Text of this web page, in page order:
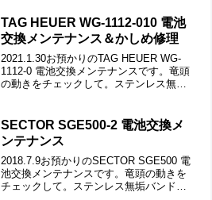
TAG HEUER WG-1112-010 電池
交換メンテナンス＆かしめ修理
2021.1.30お預かりのTAG HEUER WG-
1112-0 電池交換メンテナンスです。竜頭
の動きをチェックして。ステンレス無垢
は洗浄します。バックルの汚れもチェ...
SECTOR SGE500-2 電池交換メ
ンテナンス
2018.7.9お預かりのSECTOR SGE500 電
池交換メンテナンスです。竜頭の動きを
チェックして。ステンレス無垢バンドに